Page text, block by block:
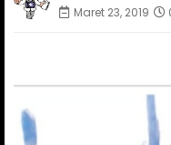
Maret 23, 2019